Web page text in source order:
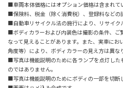
■車両本体価格にはオプション価格は含まれて
■保険料、税金（除く消費税）、登録料などの
■自動車リサイクル法の施行により、リサイク
■ボディカラーおよび内装色は撮影の条件、ご
なって見えることがあります。また、実車に
角度等）により、ボディカラーの見え方は異な
■写真は機能説明のために各ランプを点灯した
のではありません。
■写真は機能説明のためにボディの一部を切断